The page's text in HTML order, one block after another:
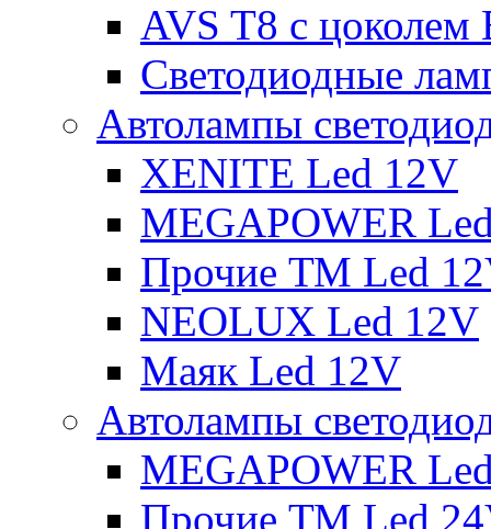
AVS T8 с цоколем
Светодиодные
Автолампы
XENITE Led 12V
MEGAPOWER
Прочие ТМ Led
NEOLUX Led 12V
Маяк Led 12V
Автолампы
MEGAPOWER
Прочие ТМ Led